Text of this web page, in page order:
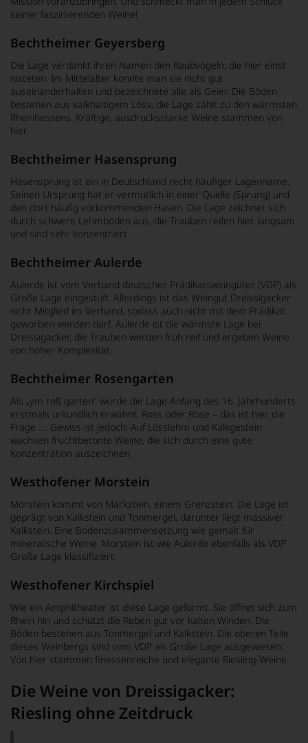
seiner faszinierenden Weine!
Bechtheimer Geyersberg
Die Lage verdankt ihren Namen den Raubvögeln, die hier einst
nisteten. Im Mittelalter konnte man sie nicht gut
auseinanderhalten und bezeichnete alle als Geier. Die Böden
bestehen aus kalkhaltigem Löss, die Lage zählt zu den wärmsten
Rheinhessens. Kräftige, ausdrucksstarke Weine stammen von
hier.
Bechtheimer Hasensprung
Hasensprung ist ein in Deutschland recht häufiger Lagenname.
Seinen Ursprung hat er vermutlich in einer Quelle (Sprung) und
den dort häufig vorkommenden Hasen. Die Lage zeichnet sich
durch schwere Lehmböden aus, die Trauben reifen hier langsam
und sind sehr konzentriert.
Bechtheimer Aulerde
Aulerde ist vom Verband deutscher Prädikatsweingüter (VDP) als
Große Lage eingestuft. Allerdings ist das Weingut Dreissigacker
nicht Mitglied im Verband, sodass auch nicht mit dem Prädikat
geworben werden darf. Aulerde ist die wärmste Lage bei
Dreissigacker, die Trauben werden früh reif und ergeben Weine
von hoher Komplexität.
Bechtheimer Rosengarten
Als „ym roß garten“ wurde die Lage Anfang des 16. Jahrhunderts
erstmals urkundlich erwähnt. Ross oder Rose – das ist hier die
Frage …. Gewiss ist jedoch: Auf Lösslehm und Kalkgestein
wachsen fruchtbetonte Weine, die sich durch eine gute
Konzentration auszeichnen.
Westhofener Morstein
Morstein kommt von Markstein, einem Grenzstein. Die Lage ist
geprägt von Kalkstein und Tonmergel, darunter liegt massiver
Kalkstein. Eine Bodenzusammensetzung wie gemalt für
mineralische Weine. Morstein ist wie Aulerde ebenfalls als VDP
Große Lage klassifiziert.
Westhofener Kirchspiel
Wie ein Amphitheater ist diese Lage geformt. Sie öffnet sich zum
Rhein hin und schützt die Reben gut vor kalten Winden. Die
Böden bestehen aus Tonmergel und Kalkstein. Die oberen Teile
dieses Weinbergs sind vom VDP als Große Lage ausgewiesen.
Von hier stammen finessenreiche und elegante Riesling-Weine.
Die Weine von Dreissigacker:
Riesling ohne Zeitdruck